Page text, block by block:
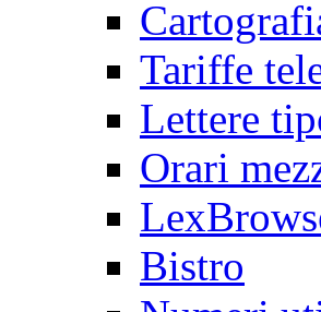
Tariffe
Lettere
Orari
Bistro